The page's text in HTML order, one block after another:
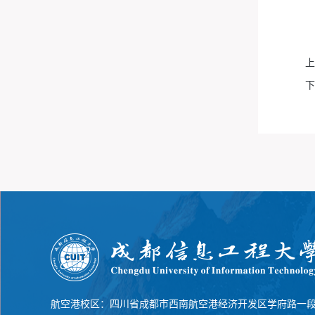
航空港校区：四川省成都市西南航空港经济开发区学府路一